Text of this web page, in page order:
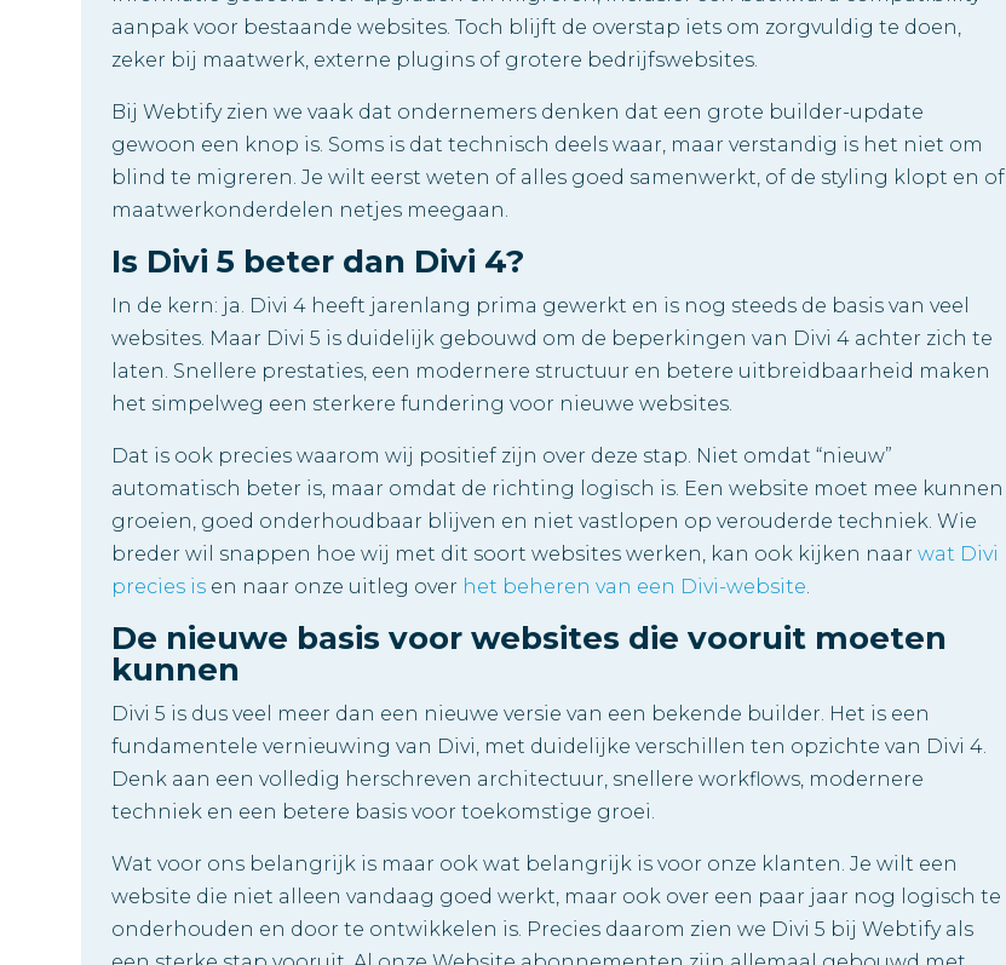
aanpak voor bestaande websites. Toch blijft de overstap iets om zorgvuldig te doen,
zeker bij maatwerk, externe plugins of grotere bedrijfswebsites.
Bij Webtify zien we vaak dat ondernemers denken dat een grote builder-update
gewoon een knop is. Soms is dat technisch deels waar, maar verstandig is het niet om
blind te migreren. Je wilt eerst weten of alles goed samenwerkt, of de styling klopt en of
maatwerkonderdelen netjes meegaan.
Is Divi 5 beter dan Divi 4?
In de kern: ja. Divi 4 heeft jarenlang prima gewerkt en is nog steeds de basis van veel
websites. Maar Divi 5 is duidelijk gebouwd om de beperkingen van Divi 4 achter zich te
laten. Snellere prestaties, een modernere structuur en betere uitbreidbaarheid maken
het simpelweg een sterkere fundering voor nieuwe websites.
Dat is ook precies waarom wij positief zijn over deze stap. Niet omdat “nieuw”
automatisch beter is, maar omdat de richting logisch is. Een website moet mee kunnen
groeien, goed onderhoudbaar blijven en niet vastlopen op verouderde techniek. Wie
breder wil snappen hoe wij met dit soort websites werken, kan ook kijken naarwat Divi
precies is en naar onze uitleg over het beheren van een Divi-website
De nieuwe basis voor websites die vooruit moeten
kunnen
Divi 5 is dus veel meer dan een nieuwe versie van een bekende builder. Het is een
fundamentele vernieuwing van Divi, met duidelijke verschillen ten opzichte van Divi 4.
Denk aan een volledig herschreven architectuur, snellere workflows, modernere
techniek en een betere basis voor toekomstige groei.
Wat voor ons belangrijk is maar ook wat belangrijk is voor onze klanten. Je wilt een
website die niet alleen vandaag goed werkt, maar ook over een paar jaar nog logisch te
onderhouden en door te ontwikkelen is. Precies daarom zien we Divi 5 bij Webtify als